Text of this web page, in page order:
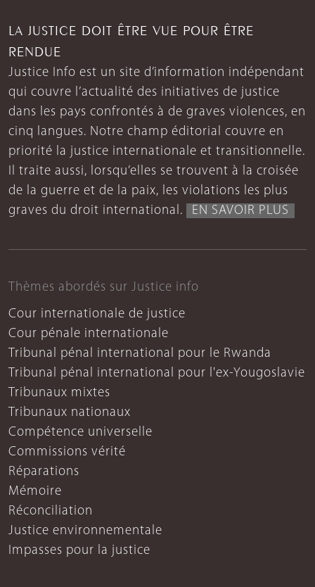
LA JUSTICE DOIT ÊTRE VUE POUR ÊTRE
RENDUE
Justice Info est un site d’information indépendant
qui couvre l’actualité des initiatives de justice
dans les pays confrontés à de graves violences, en
cinq langues. Notre champ éditorial couvre en
priorité la justice internationale et transitionnelle.
Il traite aussi, lorsqu’elles se trouvent à la croisée
de la guerre et de la paix, les violations les plus
graves du droit international.
EN SAVOIR PLUS
Thèmes abordés sur Justice info
Cour internationale de justice
Cour pénale internationale
Tribunal pénal international pour le Rwanda
Tribunal pénal international pour l'ex-Yougoslavie
Tribunaux mixtes
Tribunaux nationaux
Compétence universelle
Commissions vérité
Réparations
Mémoire
Réconciliation
Justice environnementale
Impasses pour la justice